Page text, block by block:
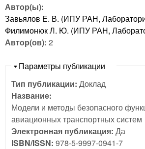
Автор(ы):
Завьялов Е. В. (ИПУ РАН,
Филимонюк Л. Ю. (ИПУ РАН,
Автор(ов): 2
Скрыть
Параметры публикации
Тип публикации: Доклад
Название:
Модели и методы безопасного
авиационных транспортных систем
Электронная публикация: Да
ISBN/ISSN: 978-5-9997-0941-7